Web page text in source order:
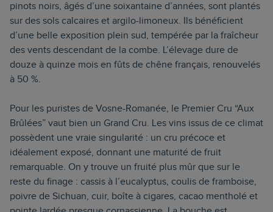
pinots noirs, âgés d’une soixantaine d’années, sont plantés
sur des sols calcaires et argilo-limoneux. Ils bénéficient
d’une belle exposition plein sud, tempérée par la fraîcheur
des vents descendant de la combe. L’élevage dure de
douze à quinze mois en fûts de chêne français, renouvelés
à 50 %.
Pour les puristes de Vosne-Romanée, le Premier Cru “Aux
Brûlées” vaut bien un Grand Cru. Les vins issus de ce climat
possèdent une vraie singularité : un cru précoce et
idéalement exposé, donnant une maturité de fruit
remarquable. On y trouve un fruité plus mûr que sur le
reste du finage : cassis à l’eucalyptus, coulis de framboise,
poivre de Sichuan, cuir, boîte à cigares, cacao mentholé et